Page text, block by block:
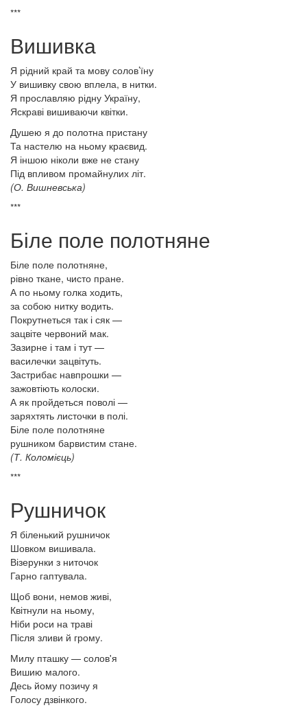
***
Вишивка
Я рідний край та мову солов’їну
У вишивку свою вплела, в нитки.
Я прославляю рідну Україну,
Яскраві вишиваючи квітки.
Душею я до полотна пристану
Та настелю на ньому краєвид.
Я іншою ніколи вже не стану
Під впливом промайнулих літ.
(О. Вишневська)
***
Біле поле полотняне
Біле поле полотняне,
рівно ткане, чисто пране.
А по ньому голка ходить,
за собою нитку водить.
Покрутнеться так і сяк —
зацвіте червоний мак.
Зазирне і там і тут —
василечки зацвітуть.
Застрибає навпрошки —
зажовтіють колоски.
А як пройдеться поволі —
заряхтять листочки в полі.
Біле поле полотняне
рушником барвистим стане.
(Т. Коломієць)
***
Рушничок
Я біленький рушничок
Шовком вишивала.
Візерунки з ниточок
Гарно гаптувала.
Щоб вони, немов живі,
Квітнули на ньому,
Ніби роси на траві
Після зливи й грому.
Милу пташку — солов'я
Вишию малого.
Десь йому позичу я
Голосу дзвінкого.